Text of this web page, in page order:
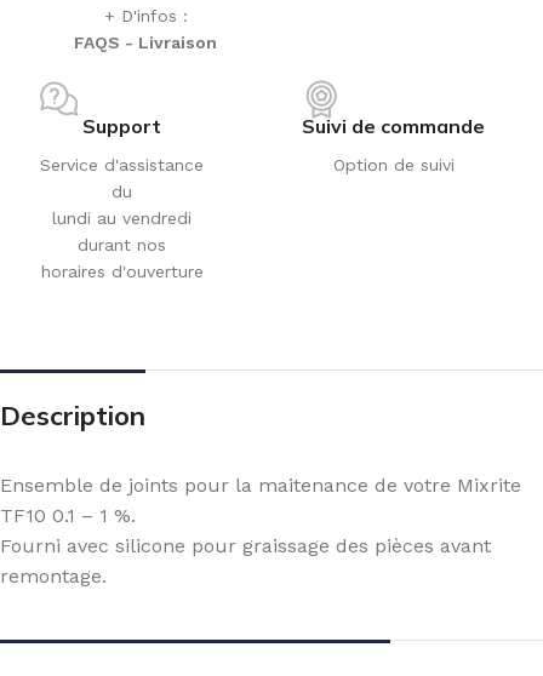
+ D'infos :
FAQS - Livraison
Support
Service d'assistance
du
lundi au vendredi
durant nos
horaires d'ouverture
Suivi de commande
Option de suivi
Description
Ensemble de joints pour la maitenance de votre Mixrite
TF10 0.1 – 1 %.
Fourni avec silicone pour graissage des pièces avant
remontage.